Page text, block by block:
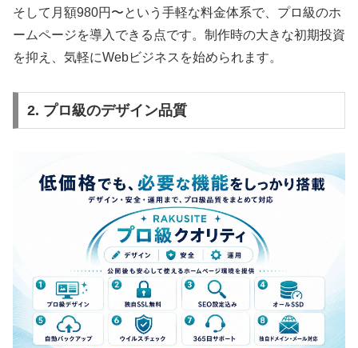
そして月額980円〜という手軽な料金体系で、プロ級のホ
ームページを導入できる点です。制作時の大きな初期投資
を抑え、気軽にWebビジネスを始められます。
2. プロ級のデザイン品質